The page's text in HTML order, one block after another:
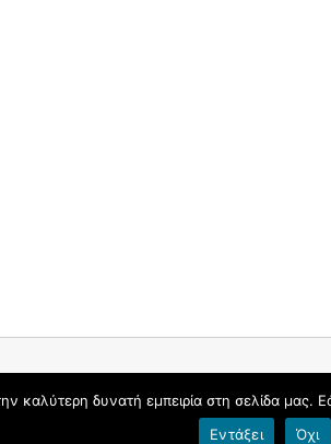
καλύτερη δυνατή εμπειρία στη σελίδα μας.
Εντάξει
Όχι